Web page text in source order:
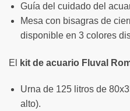
Guía del cuidado del
Mesa con bisagras de
disponible en 3 colores
El kit de acuario Fluval
Urna de 125 litros de
alto).